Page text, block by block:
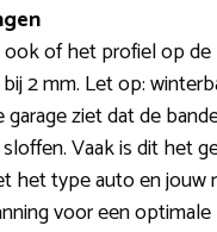
of het profiel op
2 mm. Let op:
ziet dat de
Vaak is dit het
het type auto en jouw
voor een optimale